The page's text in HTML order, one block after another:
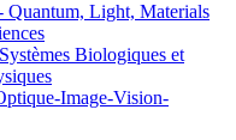
Light, Materials
Biologiques et
Image-Vision-